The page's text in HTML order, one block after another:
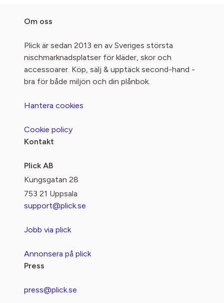
Om oss
Plick är sedan 2013 en av Sveriges största
nischmarknadsplatser för kläder, skor och
accessoarer. Köp, sälj & upptäck second-hand -
bra för både miljön och din plånbok.
Hantera cookies
Cookie policy
Kontakt
Plick AB
Kungsgatan 28
753 21 Uppsala
support@plick.se
Jobb via plick
Annonsera på plick
Press
press@plick.se